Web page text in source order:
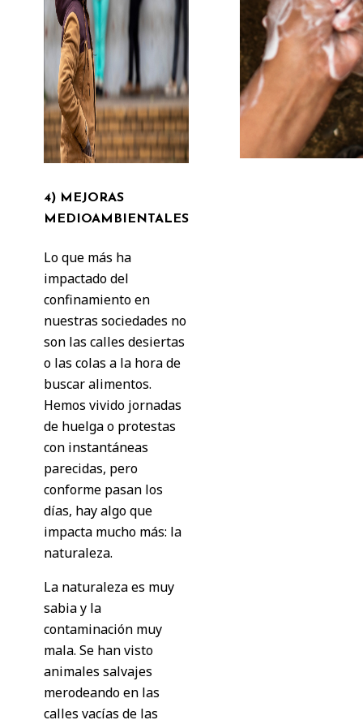
4) MEJORAS
MEDIOAMBIENTALES
Lo que más ha
impactado del
confinamiento en
nuestras sociedades no
son las calles desiertas
o las colas a la hora de
buscar alimentos.
Hemos vivido jornadas
de huelga o protestas
con instantáneas
parecidas, pero
conforme pasan los
días, hay algo que
impacta mucho más: la
naturaleza.
La naturaleza es muy
sabia y la
contaminación muy
mala. Se han visto
animales salvajes
merodeando en las
calles vacías de las